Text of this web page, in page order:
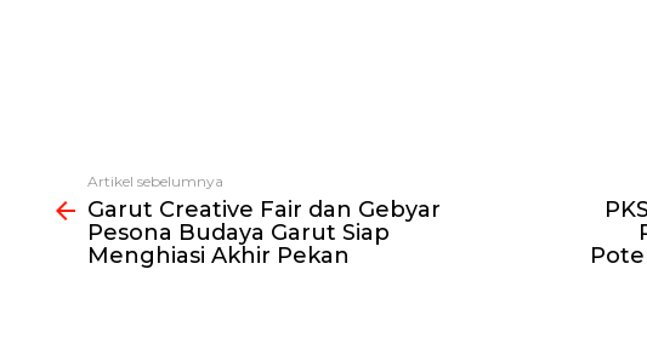
Lihat
selengkapnya
Artikel sebelumnya
Garut Creative Fair dan Gebyar
Pesona Budaya Garut Siap
Menghiasi Akhir Pekan